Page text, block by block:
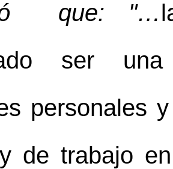
que: "…
ser
personales
de trabajo